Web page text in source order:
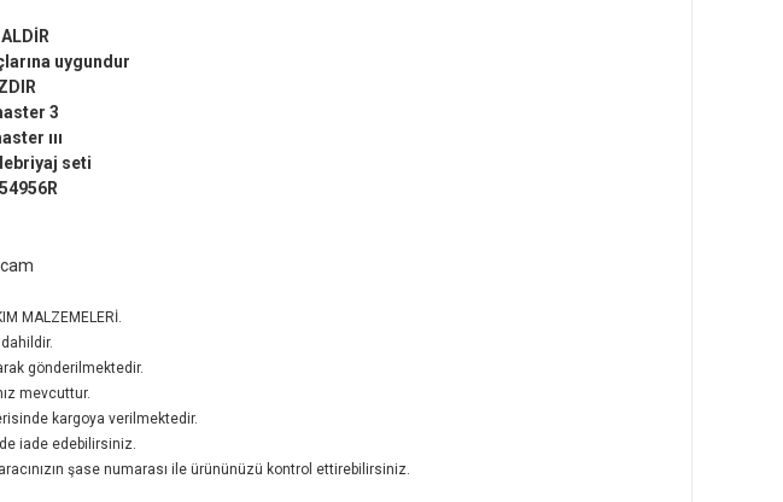
uygundur
3
ııı
seti
MALZEMELERİ.
dahildir.
gönderilmektedir.
mevcuttur.
kargoya verilmektedir.
iade edebilirsiniz.
şase numarası ile ürününüzü kontrol ettirebilirsiniz.